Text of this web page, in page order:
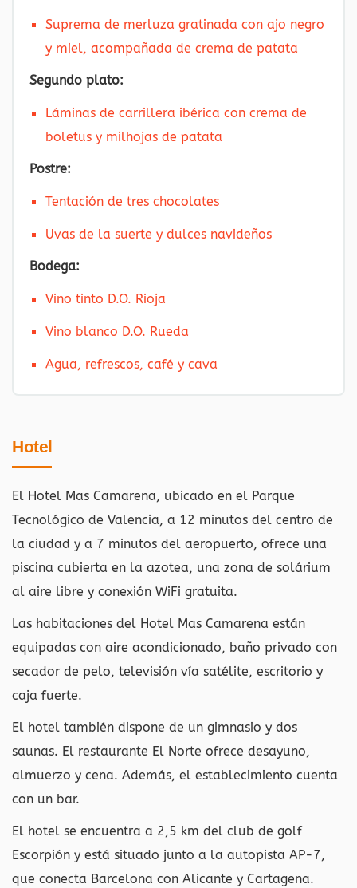
Suprema de merluza gratinada con ajo negro
y miel, acompañada de crema de patata
Segundo plato:
Láminas de carrillera ibérica con crema de
boletus y milhojas de patata
Postre:
Tentación de tres chocolates
Uvas de la suerte y dulces navideños
Bodega:
Vino tinto D.O. Rioja
Vino blanco D.O. Rueda
Agua, refrescos, café y cava
Hotel
El Hotel Mas Camarena, ubicado en el Parque
Tecnológico de Valencia, a 12 minutos del centro de
la ciudad y a 7 minutos del aeropuerto, ofrece una
piscina cubierta en la azotea, una zona de solárium
al aire libre y conexión WiFi gratuita.
Las habitaciones del Hotel Mas Camarena están
equipadas con aire acondicionado, baño privado con
secador de pelo, televisión vía satélite, escritorio y
caja fuerte.
El hotel también dispone de un gimnasio y dos
saunas. El restaurante El Norte ofrece desayuno,
almuerzo y cena. Además, el establecimiento cuenta
con un bar.
El hotel se encuentra a 2,5 km del club de golf
Escorpión y está situado junto a la autopista AP-7,
que conecta Barcelona con Alicante y Cartagena.